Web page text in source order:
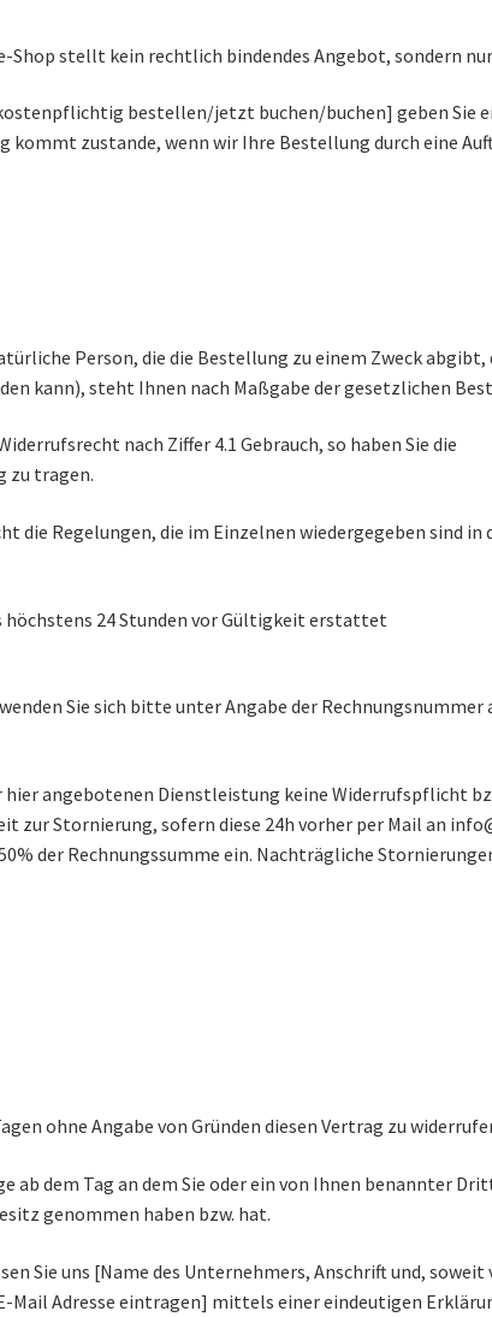
stellt kein rechtlich bindendes Angebot, sondern
bestellen/jetzt buchen/buchen] geben Sie
kommt zustande, wenn wir Ihre Bestellung durch eine
Person, die die Bestellung zu einem Zweck
kann), steht Ihnen nach Maßgabe der gesetzlichen
nach Ziffer 4.1 Gebrauch, so haben Sie die
zu tragen.
die Regelungen, die im Einzelnen wiedergegeben sind in
24 Stunden vor Gültigkeit erstattet
Sie sich bitte unter Angabe der Rechnungsnummer
hier angebotenen Dienstleistung keine Widerrufspflicht
zur Stornierung, sofern diese 24h vorher per Mail an
der Rechnungssumme ein. Nachträgliche
ohne Angabe von Gründen diesen Vertrag zu
ab dem Tag an dem Sie oder ein von Ihnen benannter
genommen haben bzw. hat.
Sie uns [Name des Unternehmers, Anschrift und,
Mail Adresse eintragen] mittels einer eindeutigen